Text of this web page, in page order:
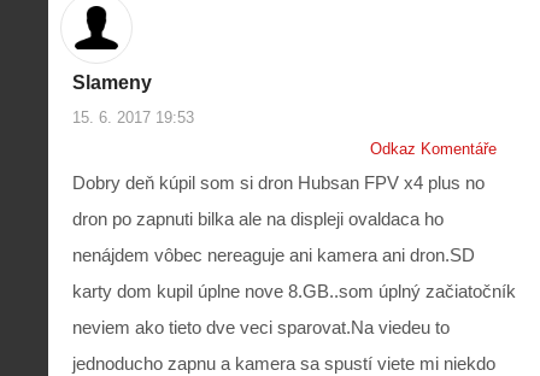
Slameny
15. 6. 2017 19:53
Odkaz Komentáře
Dobry deň kúpil som si dron Hubsan FPV x4 plus no
dron po zapnuti bilka ale na displeji ovaldaca ho
nenájdem vôbec nereaguje ani kamera ani dron.SD
karty dom kupil úplne nove 8.GB..som úplný začiatočník
neviem ako tieto dve veci sparovat.Na viedeu to
jednoducho zapnu a kamera sa spustí viete mi niekdo